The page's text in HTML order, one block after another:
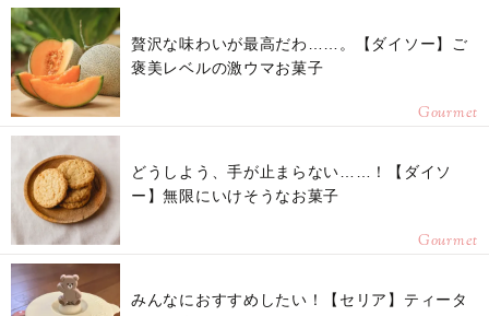
贅沢な味わいが最高だわ……。【ダイソー】ご
褒美レベルの激ウマお菓子
Gourmet
どうしよう、手が止まらない……！【ダイソ
ー】無限にいけそうなお菓子
Gourmet
みんなにおすすめしたい！【セリア】ティータ